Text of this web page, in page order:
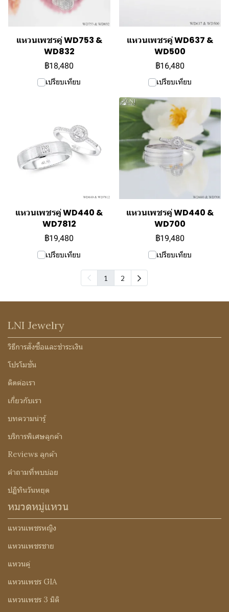
แหวนเพชรคู่ WD753 &
WD832
฿18,480
เปรียบเทียบ
แหวนเพชรคู่ WD637 &
WD500
฿16,480
เปรียบเทียบ
แหวนเพชรคู่ WD440 &
WD7812
฿19,480
เปรียบเทียบ
แหวนเพชรคู่ WD440 &
WD700
฿19,480
เปรียบเทียบ
1 2
LNI Jewelry
วิธีการสั่งซื้อและชำระเงิน
โปรโมชั่น
ติดต่อเรา
เกี่ยวกับเรา
บทความน่ารู้
บริการพิเศษลูกค้า
Reviews ลูกค้า
คำถามที่พบบ่อย
ปฏิทินวันหยุด
หมวดหมู่แหวน
แหวนเพชรหญิง
แหวนเพชรชาย
แหวนคู่
แหวนเพชร GIA
แหวนเพชร 3 มิติ